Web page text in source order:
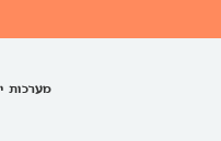
מערכות